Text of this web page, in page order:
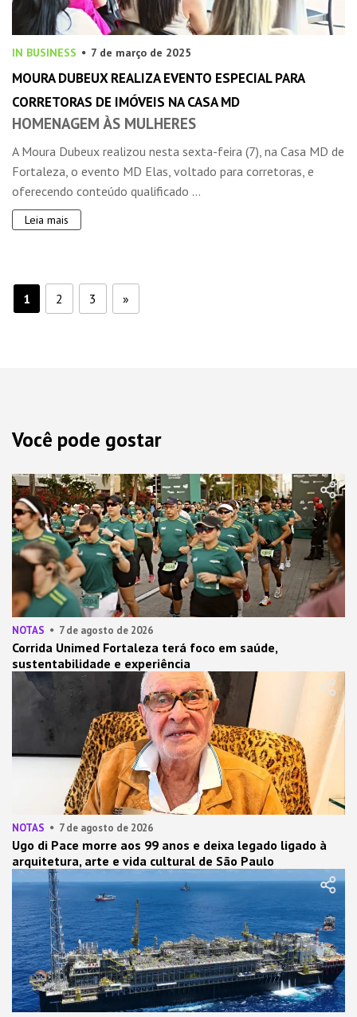
IN BUSINESS 7 de março de 2025
MOURA DUBEUX REALIZA EVENTO ESPECIAL PARA
CORRETORAS DE IMÓVEIS NA CASA MD
HOMENAGEM ÀS MULHERES
A Moura Dubeux realizou nesta sexta-feira (7), na Casa MD de
Fortaleza, o evento MD Elas, voltado para corretoras, e
oferecendo conteúdo qualificado ...
Leia mais
1 2 3 »
Você pode gostar
NOTAS 7 de agosto de 2026
Corrida Unimed Fortaleza terá foco em saúde,
sustentabilidade e experiência
NOTAS 7 de agosto de 2026
Ugo di Pace morre aos 99 anos e deixa legado ligado à
arquitetura, arte e vida cultural de São Paulo